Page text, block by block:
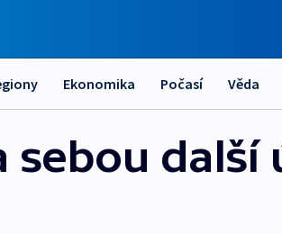
Ekonomika Počasí Věda
sebou další